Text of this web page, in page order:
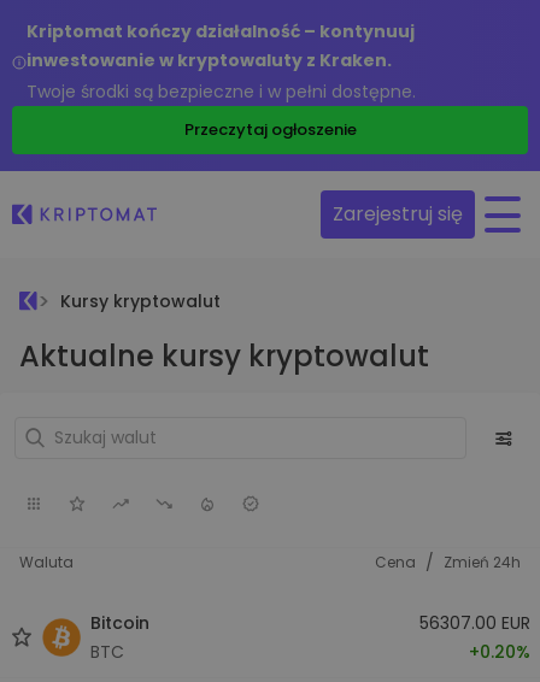
Kriptomat kończy działalność – kontynuuj
inwestowanie w kryptowaluty z Kraken.
Twoje środki są bezpieczne i w pełni dostępne.
Przeczytaj ogłoszenie
Zarejestruj się
Kursy kryptowalut
Aktualne kursy kryptowalut
Waluta Cena / Zmień 24h
Bitcoin
BTC
56307.00 EUR
+0.20%